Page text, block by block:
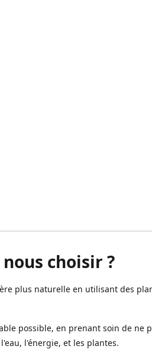
choisir ?
plus naturelle en utilisant des
possible, en prenant soin de ne
l'énergie, et les plantes.